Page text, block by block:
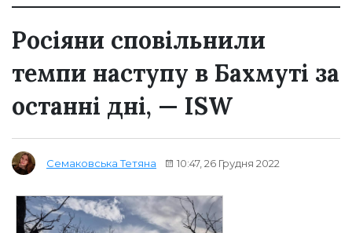
Росіяни сповільнили
темпи наступу в Бахмуті за
останні дні, — ISW
Семаковська Тетяна 10:47, 26 Грудня 2022